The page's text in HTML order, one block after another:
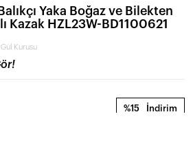
Yaka Boğaz ve Bilekten
Kazak HZL23W-BD1100621
Kurusu
%15 İndirim